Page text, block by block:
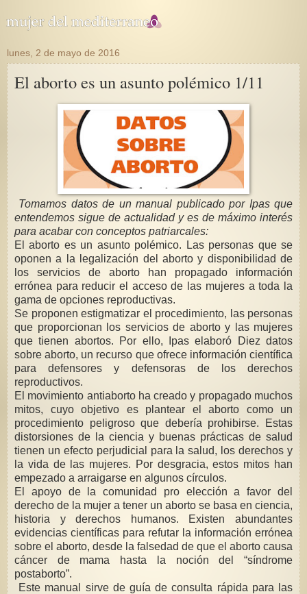
lunes, 2 de mayo de 2016
El aborto es un asunto polémico 1/11
Tomamos datos de un manual publicado por Ipas que
entendemos sigue de actualidad y es de máximo interés
para acabar con conceptos patriarcales:
El aborto es un asunto polémico. Las personas que se
oponen a la legalización del aborto y disponibilidad de
los servicios de aborto han propagado información
errónea para reducir el acceso de las mujeres a toda la
gama de opciones reproductivas.
Se proponen estigmatizar el procedimiento, las personas
que proporcionan los servicios de aborto y las mujeres
que tienen abortos. Por ello, Ipas elaboró Diez datos
sobre aborto, un recurso que ofrece información científica
para defensores y defensoras de los derechos
reproductivos.
El movimiento antiaborto ha creado y propagado muchos
mitos, cuyo objetivo es plantear el aborto como un
procedimiento peligroso que debería prohibirse. Estas
distorsiones de la ciencia y buenas prácticas de salud
tienen un efecto perjudicial para la salud, los derechos y
la vida de las mujeres. Por desgracia, estos mitos han
empezado a arraigarse en algunos círculos.
El apoyo de la comunidad pro elección a favor del
derecho de la mujer a tener un aborto se basa en ciencia,
historia y derechos humanos. Existen abundantes
evidencias científicas para refutar la información errónea
sobre el aborto, desde la falsedad de que el aborto causa
cáncer de mama hasta la noción del “síndrome
postaborto”.
Este manual sirve de guía de consulta rápida para las